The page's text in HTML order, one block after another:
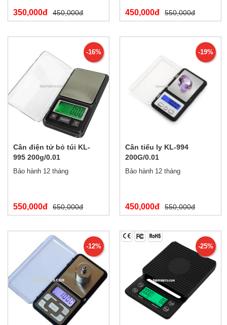
350,000đ 450,000đ 450,000đ 550,000đ
-16%
Cân điện tử bỏ túi KL-
995 200g/0.01
Bảo hành 12 tháng
550,000đ 650,000đ
-19%
Cân tiểu ly KL-994
200G/0.01
Bảo hành 12 tháng
450,000đ 550,000đ
-12% -25%